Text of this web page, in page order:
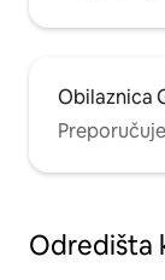
Obilaznica
Odredišta